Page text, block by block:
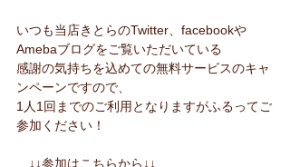
いつも当店きとらのTwitter、facebookや
Amebaブログをご覧いただいている
感謝の気持ちを込めての無料サービスのキャ
ンペーンですので、
1人1回までのご利用となりますがふるってご
参加ください！
↓↓参加はこちらから↓↓